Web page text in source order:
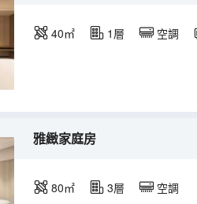
40㎡ 1層 空調
雅緻家庭房
80㎡ 3層 空調